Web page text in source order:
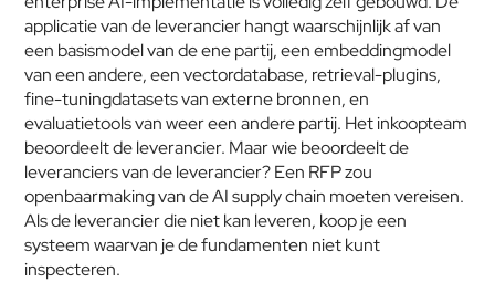
applicatie van de leverancier hangt waarschijnlijk af van
een basismodel van de ene partij, een embeddingmodel
van een andere, een vectordatabase, retrieval-plugins,
fine-tuningdatasets van externe bronnen, en
evaluatietools van weer een andere partij. Het inkoopteam
beoordeelt de leverancier. Maar wie beoordeelt de
leveranciers van de leverancier? Een RFP zou
openbaarmaking van de AI supply chain moeten vereisen.
Als de leverancier die niet kan leveren, koop je een
systeem waarvan je de fundamenten niet kunt
inspecteren.